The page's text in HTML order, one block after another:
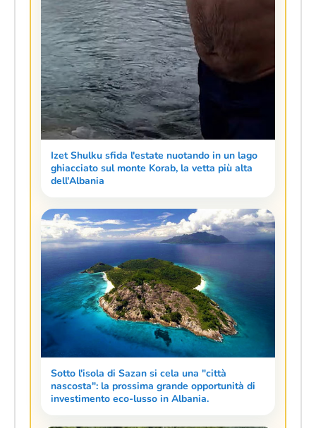
Izet Shulku sfida l'estate nuotando in un lago
ghiacciato sul monte Korab, la vetta più alta
dell'Albania
Sotto l'isola di Sazan si cela una "città
nascosta": la prossima grande opportunità di
investimento eco-lusso in Albania.